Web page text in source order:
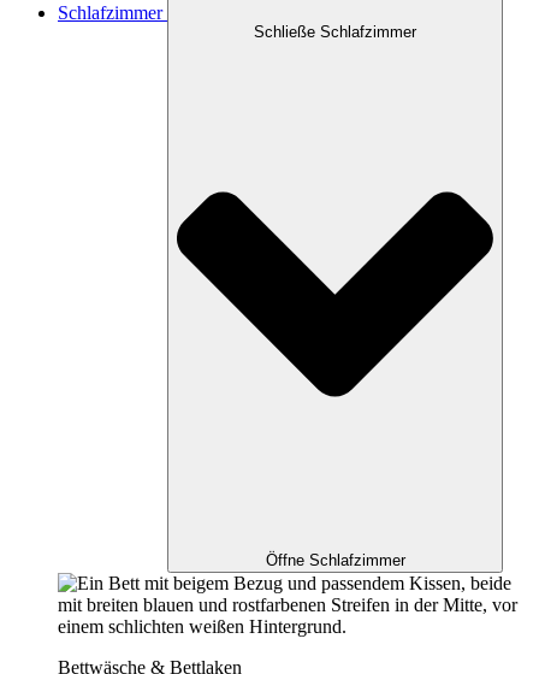
Schlafzimmer
Schließe Schlafzimmer
Öffne Schlafzimmer
Bettwäsche & Bettlaken